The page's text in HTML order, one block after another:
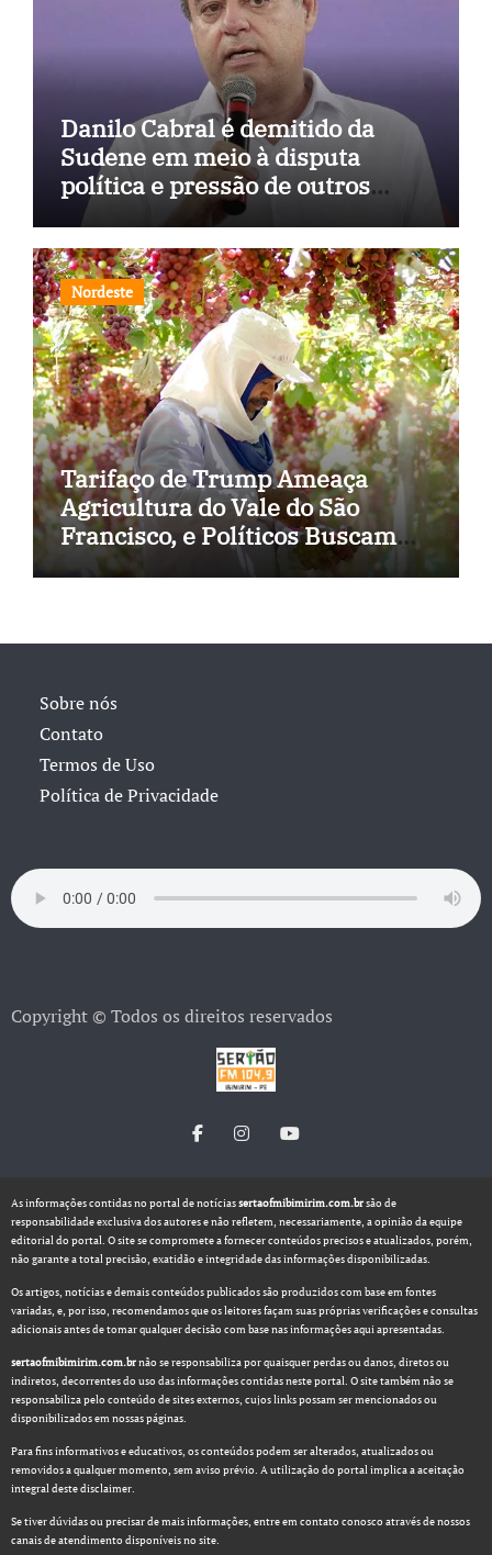
Danilo Cabral é demitido da
Sudene em meio à disputa
política e pressão de outros
estados
Nordeste
Tarifaço de Trump Ameaça
Agricultura do Vale do São
Francisco, e Políticos Buscam
Soluções
Sobre nós
Contato
Termos de Uso
Política de Privacidade
Copyright © Todos os direitos reservados
As informações contidas no portal de notíciassertaofmibimirim.com.brsão de
responsabilidade exclusiva dos autores e não refletem, necessariamente, a opinião da equipe
editorial do portal. O site se compromete a fornecer conteúdos precisos e atualizados, porém,
não garante a total precisão, exatidão e integridade das informações disponibilizadas.
Os artigos, notícias e demais conteúdos publicados são produzidos com base em fontes
variadas, e, por isso, recomendamos que os leitores façam suas próprias verificações e consultas
adicionais antes de tomar qualquer decisão com base nas informações aqui apresentadas.
sertaofmibimirim.com.brnão se responsabiliza por quaisquer perdas ou danos, diretos ou
indiretos, decorrentes do uso das informações contidas neste portal. O site também não se
responsabiliza pelo conteúdo de sites externos, cujos links possam ser mencionados ou
disponibilizados em nossas páginas.
Para fins informativos e educativos, os conteúdos podem ser alterados, atualizados ou
removidos a qualquer momento, sem aviso prévio. A utilização do portal implica a aceitação
integral deste disclaimer.
Se tiver dúvidas ou precisar de mais informações, entre em contato conosco através de nossos
canais de atendimento disponíveis no site.